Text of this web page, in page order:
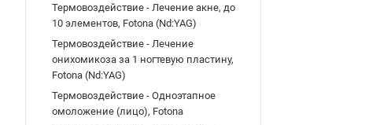
Термовоздействие - Лечение акне, до
10 элементов, Fotona (Nd:YAG)
Термовоздействие - Лечение
онихомикоза за 1 ногтевую пластину,
Fotona (Nd:YAG)
Термовоздействие - Одноэтапное
омоложение (лицо), Fotona